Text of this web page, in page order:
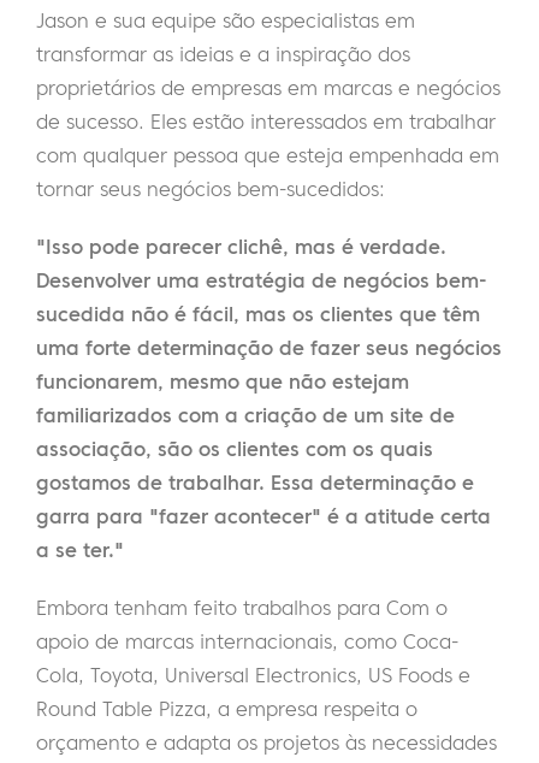
Jason e sua equipe são especialistas em
transformar as ideias e a inspiração dos
proprietários de empresas em marcas e negócios
de sucesso. Eles estão interessados em trabalhar
com qualquer pessoa que esteja empenhada em
tornar seus negócios bem-sucedidos:
"Isso pode parecer clichê, mas é verdade.
Desenvolver uma estratégia de negócios bem-
sucedida não é fácil, mas os clientes que têm
uma forte determinação de fazer seus negócios
funcionarem, mesmo que não estejam
familiarizados com a criação de um site de
associação, são os clientes com os quais
gostamos de trabalhar. Essa determinação e
garra para "fazer acontecer" é a atitude certa
a se ter."
Embora tenham feito trabalhos para Com o
apoio de marcas internacionais, como Coca-
Cola, Toyota, Universal Electronics, US Foods e
Round Table Pizza, a empresa respeita o
orçamento e adapta os projetos às necessidades